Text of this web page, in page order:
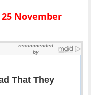
25 November